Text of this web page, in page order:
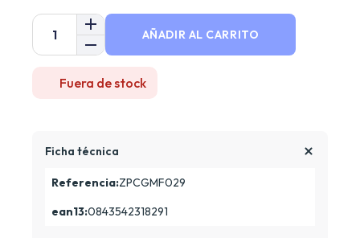
AÑADIR AL CARRITO
Fuera de stock
Ficha técnica
Referencia:ZPCGMF029
ean13:0843542318291